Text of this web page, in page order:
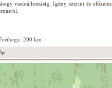
vasútállomásig. Igény szerint és előzetes
200 km